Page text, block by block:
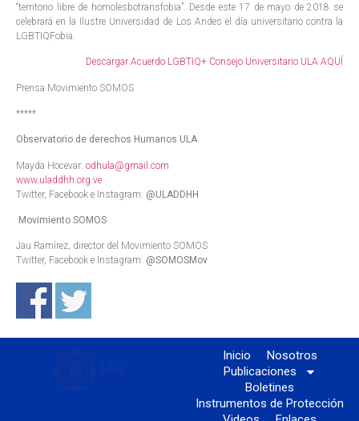
“territorio libre de homolesbotransfobia”. Desde este 17 de mayo de 2018 se
celebrará en la Ilustre Universidad de Los Andes el día universitario contra la
LGBTIQFobia.
Descargar Acuerdo LGBTIQ+ Consejo Universitario ULA AQUÍ
Prensa Movimiento SOMOS
*****
Observatorio de derechos Humanos ULA
Mayda Hocevar: odhula@gmail.com
www.uladdhh.org.ve
Twitter, Facebook e Instagram: @ULADDHH
Movimiento SOMOS
Jau Ramírez, director del Movimiento SOMOS
Twitter, Facebook e Instagram: @SOMOSMov
Inicio
Nosotros
Publicaciones
Boletines
Instrumentos de Protección